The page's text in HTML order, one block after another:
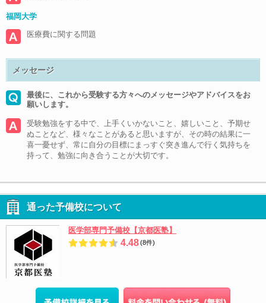
福岡大学
医療費に関する問題
メッセージ
最後に、これから受験する方々へのメッセージやアドバイスをお
願いします。
受験勉強をする中で、上手くいかないこと、嬉しいこと、予期せ
ぬことなど、様々なことがあると思いますが、その時の結果に一
喜一憂せず、常に自分の目標にまっすぐ突き進んで行く気持ちを
持って、勉強に向き合うことが大切です。
通った予備校について
医学部専門予備校【京都医塾】
4.48(8件)